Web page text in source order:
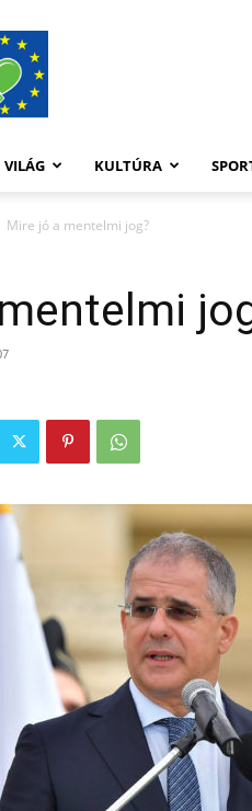
FüHü
VILÁG KULTÚRA
Mire jó a mentelmi jog?